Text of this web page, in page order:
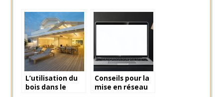
L’utilisation du
bois dans le
Conseils pour la
mise en réseau